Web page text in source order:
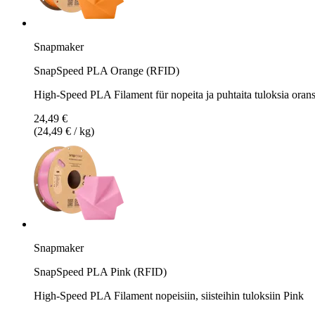
Snapmaker
SnapSpeed PLA Orange (RFID)
High-Speed PLA Filament für nopeita ja puhtaita tuloksia
24,49 €
(24,49 € / kg)
Snapmaker
SnapSpeed PLA Pink (RFID)
High-Speed PLA Filament nopeisiin, siisteihin tuloksiin Pink